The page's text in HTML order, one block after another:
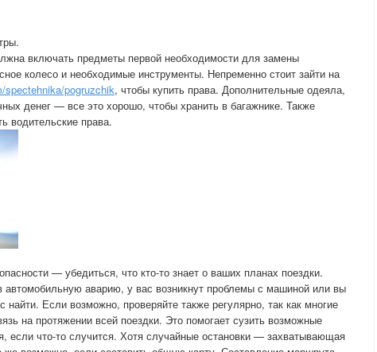
включать предметы первой необходимости для замены
колесо и необходимые инструменты. Непременно стоит зайти на
spectehnika/pogruzchik, чтобы купить права. Дополнительные одеяла,
денег — все это хорошо, чтобы хранить в багажнике. Также
водительские права.
— убедиться, что кто-то знает о ваших планах поездки.
автомобильную аварию, у вас возникнут проблемы с машиной или вы
найти. Если возможно, проверяйте также регулярно, так как многие
на протяжении всей поездки. Это помогает сузить возможные
если что-то случится. Хотя случайные остановки — захватывающая